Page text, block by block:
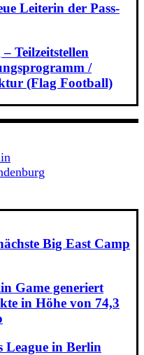
Leiterin der Pass-
Teilzeitstellen
/
(Flag Football)
Big East Camp
Game generiert
in Höhe von 74,3
League in Berlin